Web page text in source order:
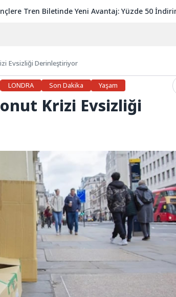
Biletinde Yeni Avantaj: Yüzde 50 İndirim 19
Evsizliği Derinleştiriyor
LONDRA Son Dakika Yaşam
Krizi Evsizliği